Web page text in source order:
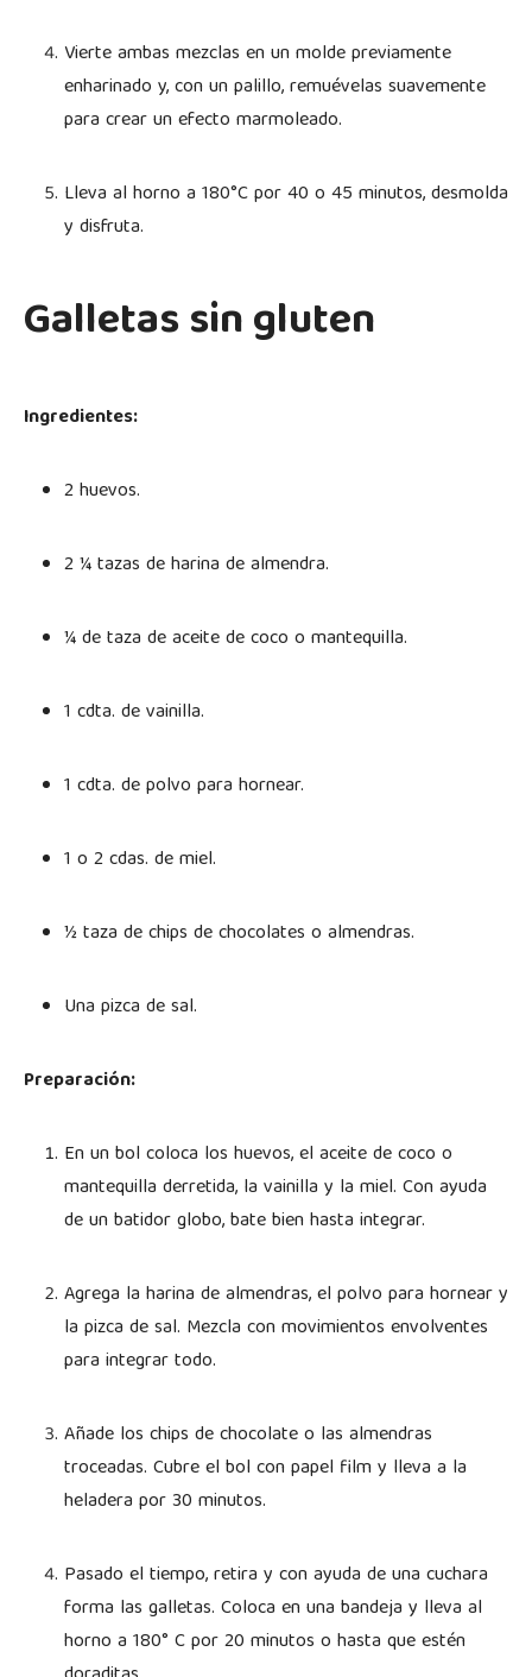
Vierte ambas mezclas en un molde previamente
enharinado y, con un palillo, remuévelas suavemente
para crear un efecto marmoleado.
Lleva al horno a 180°C por 40 o 45 minutos, desmolda
y disfruta.
Galletas sin gluten
Ingredientes:
2 huevos.
2 ¼ tazas de harina de almendra.
¼ de taza de aceite de coco o mantequilla.
1 cdta. de vainilla.
1 cdta. de polvo para hornear.
1 o 2 cdas. de miel.
½ taza de chips de chocolates o almendras.
Una pizca de sal.
Preparación:
En un bol coloca los huevos, el aceite de coco o
mantequilla derretida, la vainilla y la miel. Con ayuda
de un batidor globo, bate bien hasta integrar.
Agrega la harina de almendras, el polvo para hornear y
la pizca de sal. Mezcla con movimientos envolventes
para integrar todo.
Añade los chips de chocolate o las almendras
troceadas. Cubre el bol con papel film y lleva a la
heladera por 30 minutos.
Pasado el tiempo, retira y con ayuda de una cuchara
forma las galletas. Coloca en una bandeja y lleva al
horno a 180° C por 20 minutos o hasta que estén